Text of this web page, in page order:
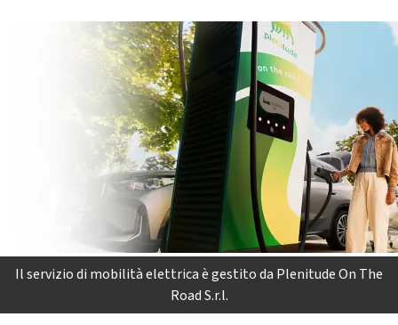
Il servizio di mobilità elettrica è gestito da Plenitude On The
Road S.r.l.